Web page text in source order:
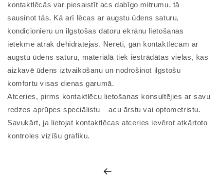
kontaktlēcās var piesaistīt acs dabīgo mitrumu, tā
sausinot tās. Kā arī lēcas ar augstu ūdens saturu,
kondicionieru un ilgstošas datoru ekrānu lietošanas
ietekmē ātrāk dehidratējas. Nereti, gan kontaktlēcām ar
augstu ūdens saturu, materiālā tiek iestrādātas vielas, kas
aizkavē ūdens iztvaikošanu un nodrošinot ilgstošu
komfortu visas dienas garumā.
Atceries, pirms kontaktlēcu lietošanas konsultējies ar savu
redzes aprūpes speciālistu – acu ārstu vai optometristu.
Savukārt, ja lietojat kontaktlēcas atceries ievērot atkārtoto
kontroles vizīšu grafiku.